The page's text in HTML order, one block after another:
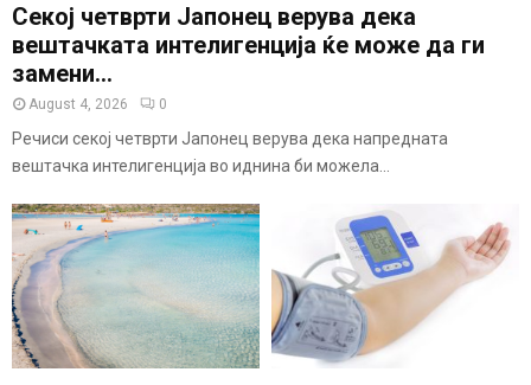
Секој четврти Јапонец верува дека
вештачката интелигенција ќе може да ги
замени...
August 4, 2026 0
Речиси секој четврти Јапонец верува дека напредната
вештачка интелигенција во иднина би можела...